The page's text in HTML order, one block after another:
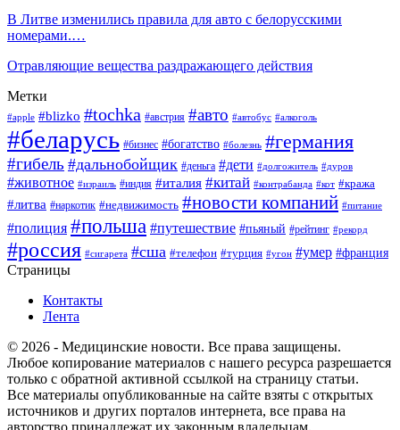
В Литве изменились правила для авто с белорусскими
номерами.…
Отравляющие вещества раздражающего действия
Метки
#apple #blizko #tochka #австрия #авто #автобус #алкоголь
#беларусь #бизнес #богатство #болезнь #германия
#гибель #дальнобойщик #деньга #дети #долгожитель #дуров
#животное #израиль #индия #италия #китай #контрабанда #кот #кража
#литва #наркотик #недвижимость #новости компаний #питание
#полиция #польша #путешествие #пьяный #рейтинг #рекорд
#россия #сигарета #сша #телефон #турция #угон #умер #франция
Страницы
Контакты
Лента
© 2026 - Медицинские новости. Все права защищены.
Любое копирование материалов с нашего ресурса разрешается
только с обратной активной ссылкой на страницу статьи.
Все материалы опубликованные на сайте взяты с открытых
источников и других порталов интернета, все права на
авторство принадлежат их законным владельцам.